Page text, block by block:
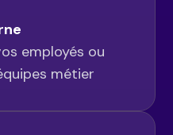
employés ou
métier